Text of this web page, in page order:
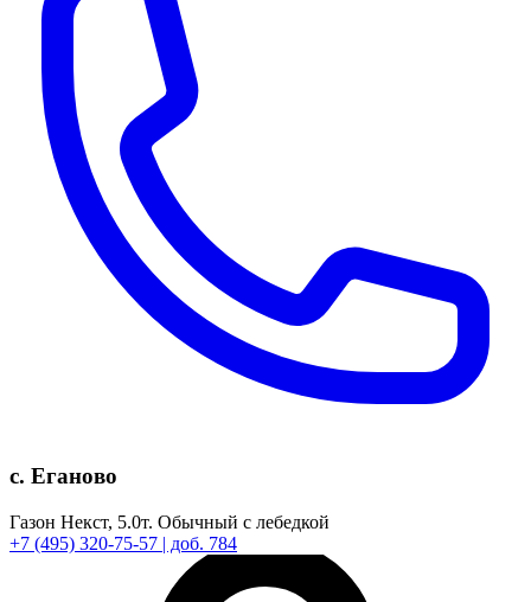
с. Еганово
Газон Некст, 5.0т. Обычный с лебедкой
+7 (495) 320-75-57 | доб. 784